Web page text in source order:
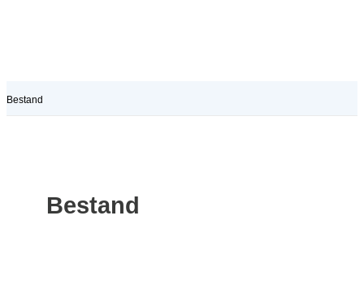
Bestand
Bestand